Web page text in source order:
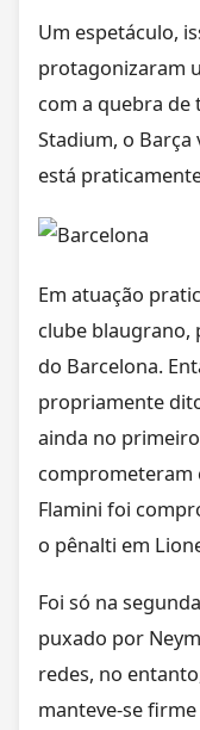
Um espetáculo,
protagonizaram
com a quebra de
Stadium, o Barça
está
Em atuação
clube blaugrano,
do Barcelona.
propriamente
ainda no
comprometeram
Flamini foi
o pênalti em
Foi só na
puxado por
redes, no
manteve-se